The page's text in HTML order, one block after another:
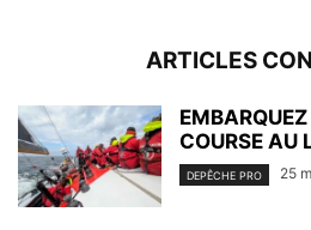
ARTICLES
COURSE AU
DEPÊCHE PRO 25